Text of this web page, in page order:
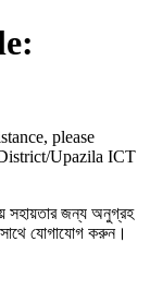
please
Upazila ICT
সহায়তার জন্য অনুগ্রহ
সাথে যোগাযোগ করুন।